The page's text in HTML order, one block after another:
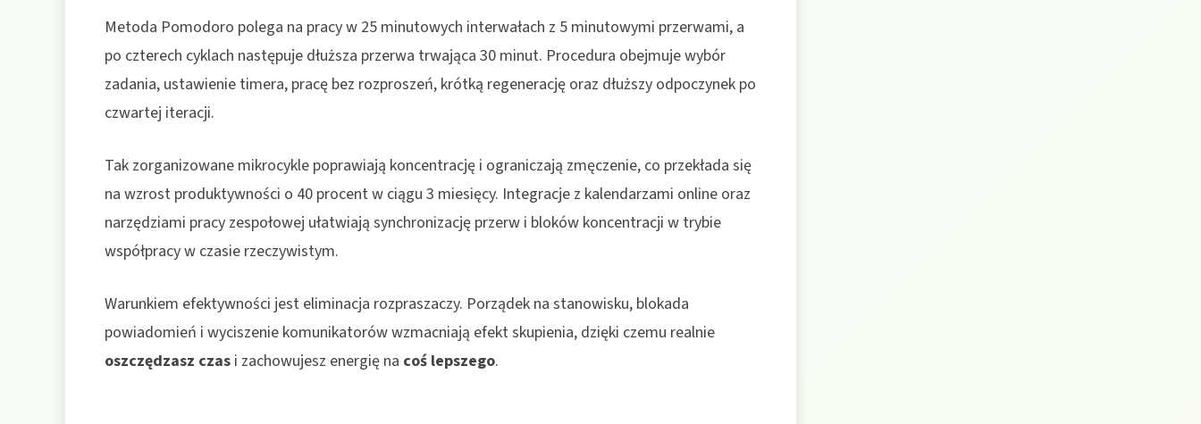
Metoda Pomodoro polega na pracy w 25 minutowych interwałach z 5 minutowymi przerwami, a
po czterech cyklach następuje dłuższa przerwa trwająca 30 minut. Procedura obejmuje wybór
zadania, ustawienie timera, pracę bez rozproszeń, krótką regenerację oraz dłuższy odpoczynek po
czwartej iteracji.
Tak zorganizowane mikrocykle poprawiają koncentrację i ograniczają zmęczenie, co przekłada się
na wzrost produktywności o 40 procent w ciągu 3 miesięcy. Integracje z kalendarzami online oraz
narzędziami pracy zespołowej ułatwiają synchronizację przerw i bloków koncentracji w trybie
współpracy w czasie rzeczywistym.
Warunkiem efektywności jest eliminacja rozpraszaczy. Porządek na stanowisku, blokada
powiadomień i wyciszenie komunikatorów wzmacniają efekt skupienia, dzięki czemu realnie
oszczędzasz czas i zachowujesz energię na coś lepszego.